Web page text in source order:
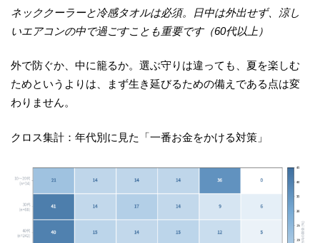
ネッククーラーと冷感タオルは必須。日中は外出せず、涼し
いエアコンの中で過ごすことも重要です（60代以上）
外で防ぐか、中に籠るか。選ぶ守りは違っても、夏を楽しむ
ためというよりは、まず生き延びるための備えである点は変
わりません。
クロス集計：年代別に見た「一番お金をかける対策」